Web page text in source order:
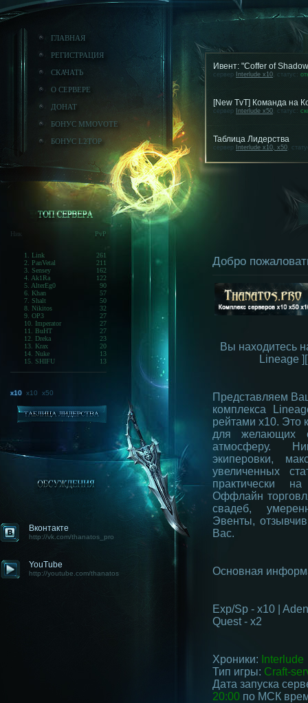
ГЛАВНАЯ
РЕГИСТРАЦИЯ
СКАЧАТЬ
О СЕРВЕРЕ
ДОНАТ
БОНУС MMOVOTE
БОНУС L2TOP
Ник PvP
1. Link
261
2. PanVetal
211
3. Sensey
162
4. Ak1Ra
122
5. AlterEg0
90
6. Khan
57
7. Shalt
50
8. Nikitos
32
9. OP3
27
10. Imperator
27
11. BuHT
27
12. Dreka
23
13. Krax
20
14. Nuke
13
15. SHIFU
13
x10 x10 x50
Вконтакте
http://vk.com/thanatos_pro
YouTube
http://youtube.com/thanatos
Ивент: "Coffer of
сервер Interlude x10, статус:
[New TvT] Команда на
сервер Interlude x50, статус:
Таблица Лидерства
сервер Interlude x10, x50,
Добро
Вы находитесь
Lineage
Представляем
комплекса
рейтами x10. Это
для желающих
атмосферу.
экиперовки,
увеличенных
практически
Оффлайн
свадеб,
Эвенты,
Вас.
Основная
Exp/Sp - x10 |
Quest - x2
Хроники: Interlude
Тип игры: Craft-
Дата запуска
20:00по МСК